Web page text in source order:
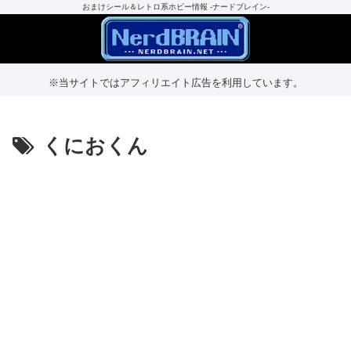
おまけシール＆レトロ系ホビー情報 -ナードブレイン-
※当サイトではアフィリエイト広告を利用しています。
くにおくん